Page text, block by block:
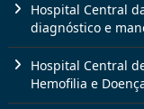
Hospital Central
diagnóstico e
Hospital Central
Hemofilia e